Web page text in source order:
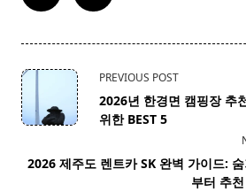
<span
class="nav-
subtitle
reader-
PREVIOUS POST
2026년 한경면 캠핑장 추
위한 BEST 5
2026 제주도 렌트카 SK 완벽 가이드:
부터 추